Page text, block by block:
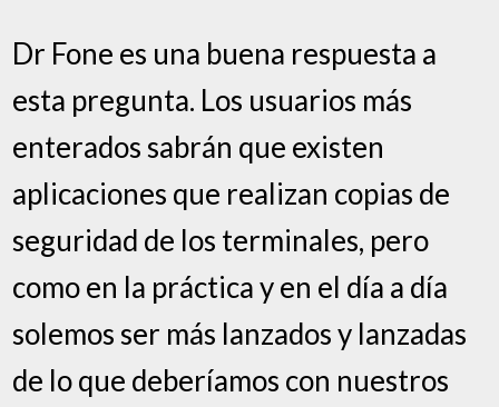
Dr Fone es una buena respuesta a
esta pregunta. Los usuarios más
enterados sabrán que existen
aplicaciones que realizan copias de
seguridad de los terminales, pero
como en la práctica y en el día a día
solemos ser más lanzados y lanzadas
de lo que deberíamos con nuestros